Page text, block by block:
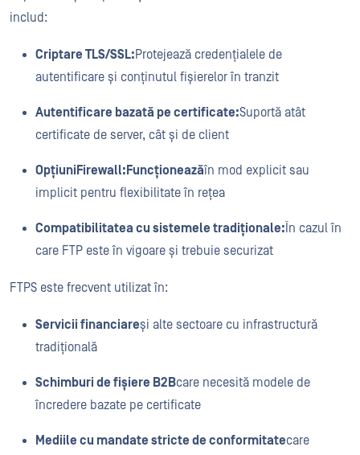
includ:
Criptare TLS/SSL:Protejează credențialele de
autentificare și conținutul fișierelor în tranzit
Autentificare bazată pe certificate:Suportă atât
certificate de server, cât și de client
OpțiuniFirewall:Funcționeazăîn mod explicit sau
implicit pentru flexibilitate în rețea
Compatibilitatea cu sistemele tradiționale: În cazul în
care FTP este în vigoare și trebuie securizat
FTPS este frecvent utilizat în:
Servicii financiareși alte sectoare cu infrastructură
tradițională
Schimburi de fișiere B2Bcare necesită modele de
încredere bazate pe certificate
Mediile cu mandate stricte de conformitatecare